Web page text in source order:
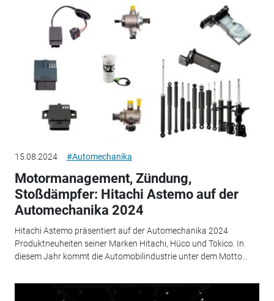
15.08.2024 #Automechanika
Motormanagement, Zündung,
Stoßdämpfer: Hitachi Astemo auf der
Automechanika 2024
Hitachi Astemo präsentiert auf der Automechanika 2024
Produktneuheiten seiner Marken Hitachi, Hüco und Tokico. In
diesem Jahr kommt die Automobilindustrie unter dem Motto...